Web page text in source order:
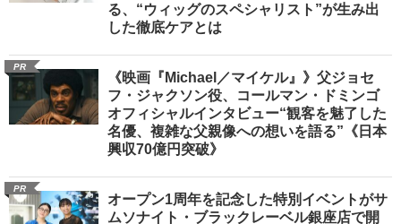
る、“ウィッグのスペシャリスト”が生み出
した徹底ケアとは
PR
《映画『Michael／マイケル』》父ジョセ
フ・ジャクソン役、コールマン・ドミンゴ
オフィシャルインタビュー“観客を魅了した
名優、複雑な父親像への想いを語る”《日本
興収70億円突破》
PR
オープン1周年を記念した特別イベントがサ
ムソナイト・ブラックレーベル銀座店で開